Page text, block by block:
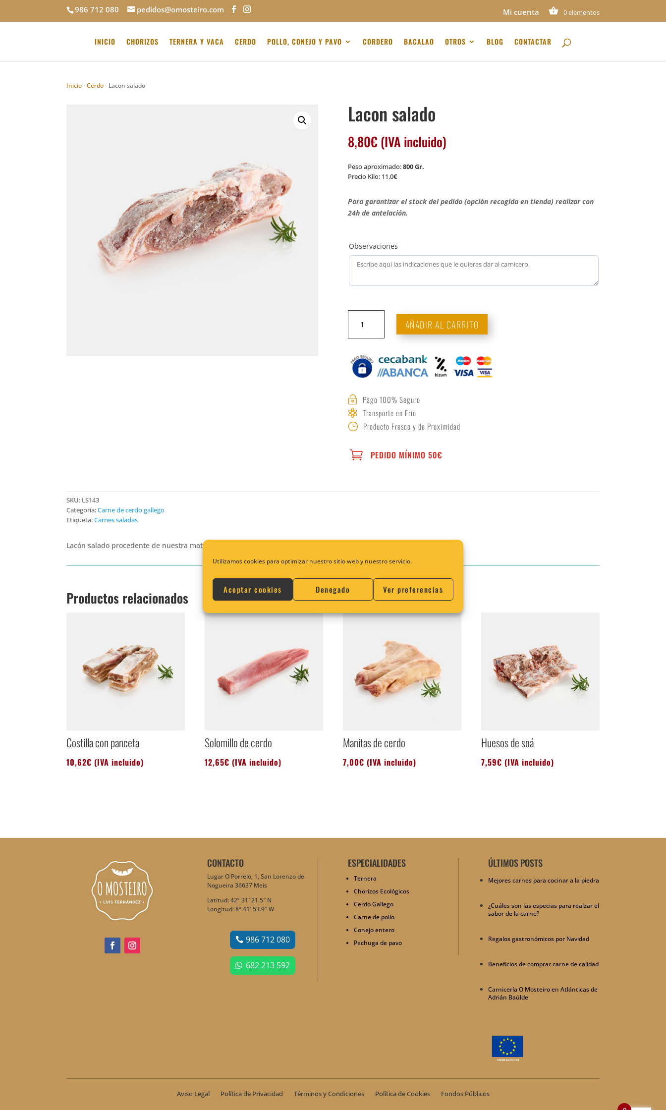
Utilizamos cookies para optimizar nuestro sitio web y nuestro servicio.
Aceptar cookies Denegado Ver preferencias
986 712 080 pedidos@omosteiro.com Mi cuenta 0 elementos
INICIO CHORIZOS TERNERA Y VACA CERDO POLLO, CONEJO Y PAVO CORDERO BACALAO OTROS BLOG CONTACTAR
Inicio-Cerdo- Lacon salado
Lacon salado
8,80€ (IVA incluido)
Peso aproximado:800 Gr.
Precio Kilo: 11,0€
Para garantizar el stock del pedido (opción recogida en tienda) realizar con
24h de antelación.
Observaciones
salado
cantidad
AÑADIR AL CARRITO
~ Pago 100% Seguro
 Transporte en Frío
} Producto Fresco y de Proximidad
 PEDIDO MÍNIMO 50€
SKU: LS143
Categoría:Carne de cerdo gallego
Etiqueta:Carnes saladas
Lacón salado procedente de nuestra matanza, salado por nosotros a mano, como antaño.
Productos relacionados
Costilla con panceta
10,62€ (IVA incluido)
Solomillo de cerdo
12,65€ (IVA incluido)
Manitas de cerdo
7,00€ (IVA incluido)
Huesos de soá
7,59€ (IVA incluido)
CONTACTO
Lugar O Porrelo, 1, San Lorenzo de
Nogueira 36637 Meis
Latitud: 42º 31′ 21.5″ N
Longitud: 8º 41′ 53.9″ W
986 712 080
682 213 592
ESPECIALIDADES
Ternera
Chorizos Ecológicos
Cerdo Gallego
Carne de pollo
Conejo entero
Pechuga de pavo
ÚLTIMOS POSTS
Mejores carnes para cocinar a la piedra
¿Cuáles son las especias para realzar el
sabor de la carne?
Regalos gastronómicos por Navidad
Beneficios de comprar carne de calidad
Carnicería O Mosteiro en Atlánticas de
Adrián Baúlde
Aviso Legal Política de Privacidad Términos y Condiciones Política de Cookies
Fondos Públicos